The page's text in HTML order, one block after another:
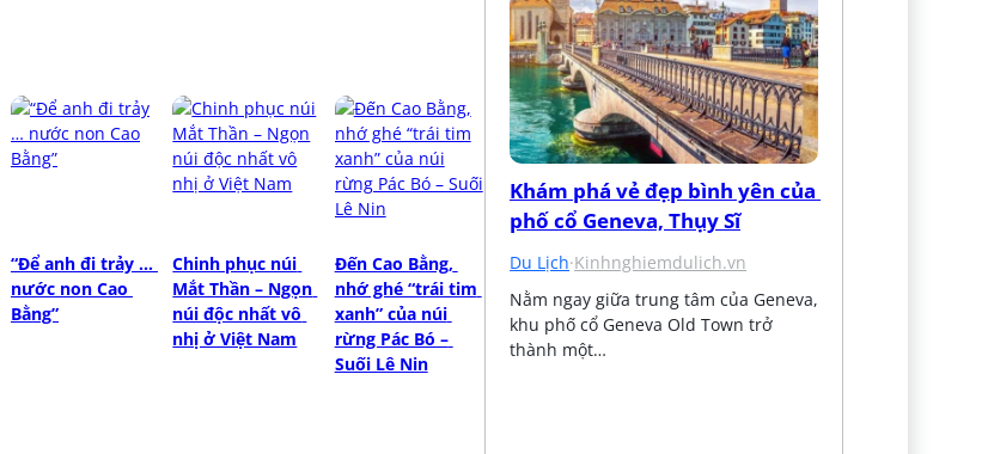
“Để anh đi trảy …
nước non Cao
Bằng”
Chinh phục núi
Mắt Thần – Ngọn
núi độc nhất vô
nhị ở Việt Nam
Đến Cao Bằng,
nhớ ghé “trái tim
xanh” của núi
rừng Pác Bó –
Suối Lê Nin
Khám phá vẻ đẹp bình yên của
phố cổ Geneva, Thụy Sĩ
Du Lịch·Kinhnghiemdulich.vn
Nằm ngay giữa trung tâm của Geneva,
khu phố cổ Geneva Old Town trở
thành một…